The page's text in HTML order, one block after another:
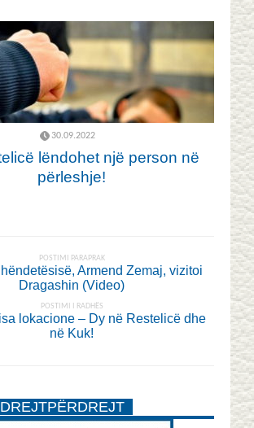
30.09.2022
lëndohet një person në
përleshje!
POSTIMI PARAPRAK
Armend Zemaj, vizitoi
Dragashin (Video)
POSTIMI I RADHËS
lokacione – Dy në Restelicë dhe
në Kuk!